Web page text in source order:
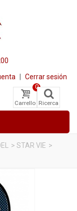
Cerrar sesión
Carrello
0
Ricerca
> STAR VIE >